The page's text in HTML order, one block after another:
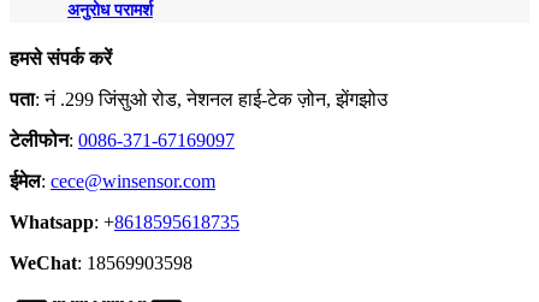
अनुरोध परामर्श
हमसे संपर्क करें
पता: नं .299 जिंसुओ रोड, नेशनल हाई-टेक ज़ोन, झेंगझोउ
टेलीफोन: 0086-371-67169097
ईमेल: cece@winsensor.com
Whatsapp: +8618595618735
WeChat: 18569903598